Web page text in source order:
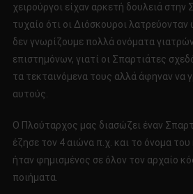
χειρούργοι είχαν αρκετή δουλειά στην
τυχαίο ότι οι Διόσκουροι
δεν γνωρίζουμε πολλά ονόματα
επιστημόνων, γιατί οι Σπαρτιάτες
τα τεκταινόμενα τους αλλά άφηναν να
αυτούς.
Ο Πλούταρχος μας διασώζει έναν
έζησε τον 4 αιώνα π.χ. και το όνομα του
ήταν φημισμένος σε όλον τον αρχαίο
ποιήματα.